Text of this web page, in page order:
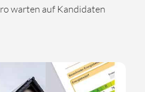
warten auf Kandidaten